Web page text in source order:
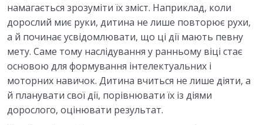
Тести модуль 3
намагається зрозуміти їх зміст. Наприклад, коли
дорослий миє руки, дитина не лише повторює рухи,
а й починає усвідомлювати, що ці дії мають певну
мету. Саме тому наслідування у ранньому віці стає
основою для формування інтелектуальних і
моторних навичок. Дитина вчиться не лише діяти, а
й планувати свої дії, порівнювати їх із діями
дорослого, оцінювати результат.